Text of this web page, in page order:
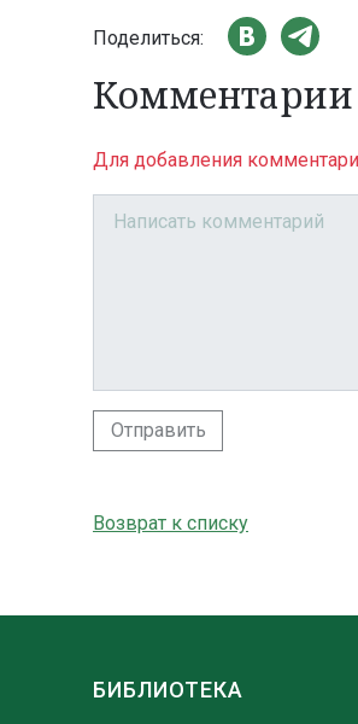
Поделиться:
Комментарии
Для добавления
Отправить
Возврат к списку
БИБЛИОТЕКА